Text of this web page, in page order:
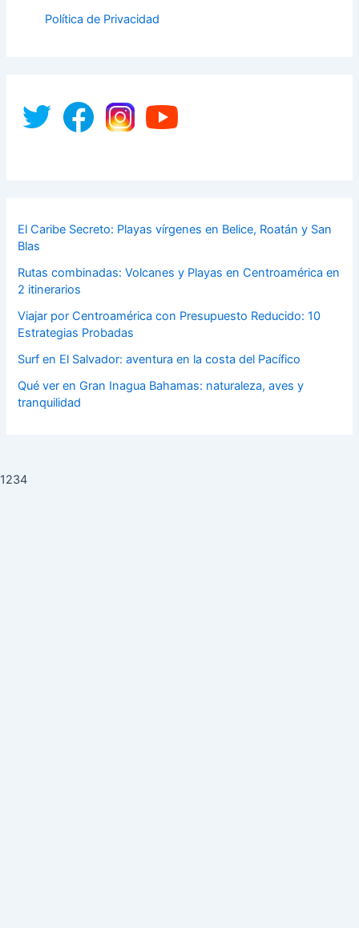
Política de Privacidad
El Caribe Secreto: Playas vírgenes en Belice, Roatán y San
Blas
Rutas combinadas: Volcanes y Playas en Centroamérica en
2 itinerarios
Viajar por Centroamérica con Presupuesto Reducido: 10
Estrategias Probadas
Surf en El Salvador: aventura en la costa del Pacífico
Qué ver en Gran Inagua Bahamas: naturaleza, aves y
tranquilidad
1234